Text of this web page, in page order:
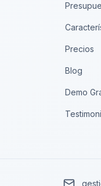
Precios
Blog
Demo